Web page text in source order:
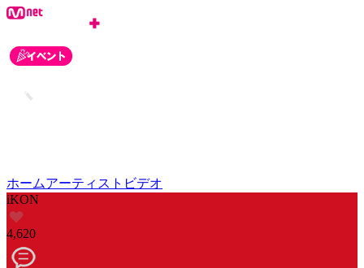
ホームアーティスト ビデオ
iKON
4,620